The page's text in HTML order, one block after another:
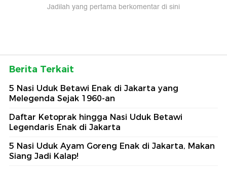
Jadilah yang pertama berkomentar di sini
Berita Terkait
5 Nasi Uduk Betawi Enak di Jakarta yang
Melegenda Sejak 1960-an
Daftar Ketoprak hingga Nasi Uduk Betawi
Legendaris Enak di Jakarta
5 Nasi Uduk Ayam Goreng Enak di Jakarta, Makan
Siang Jadi Kalap!